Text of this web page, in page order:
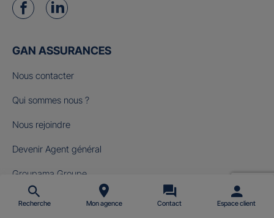
Recherche Mon agence Contact Espace client
GAN ASSURANCES
Nous contacter
Qui sommes nous ?
Nous rejoindre
Devenir Agent général
Groupama Groupe
Fondation Gan pour le Cinéma